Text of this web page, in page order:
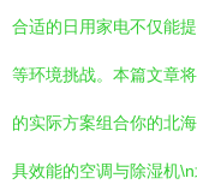
合适的日用家电不仅能
等环境挑战。本篇文章
的实际方案组合你的北
具效能的空调与除湿机